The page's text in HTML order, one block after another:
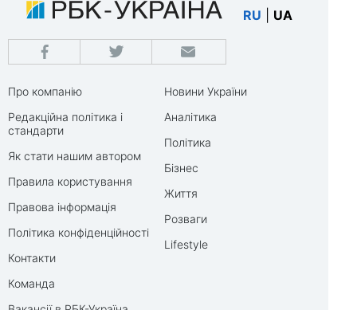
RU UA
Про компанію
Редакційна політика і
стандарти
Як стати нашим автором
Правила користування
Правова інформація
Політика конфіденційності
Контакти
Команда
Новини України
Аналітика
Політика
Бізнес
Життя
Розваги
Lifestyle